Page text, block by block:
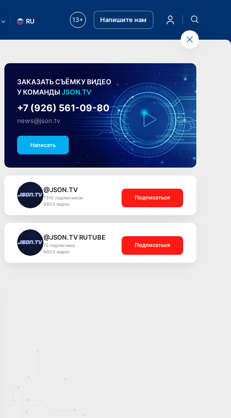
RU 13+ Напишите нам
ЗАКАЗАТЬ СЪЁМКУ ВИДЕО
У КОМАНДЫJSON.TV
+7 (926) 561-09-80
news@json.tv
Написать
@JSON.TV
7310 подписчиков
6603 видео
Подписаться
@JSON.TV RUTUBE
72 подписчика
6603 видео
Подписаться